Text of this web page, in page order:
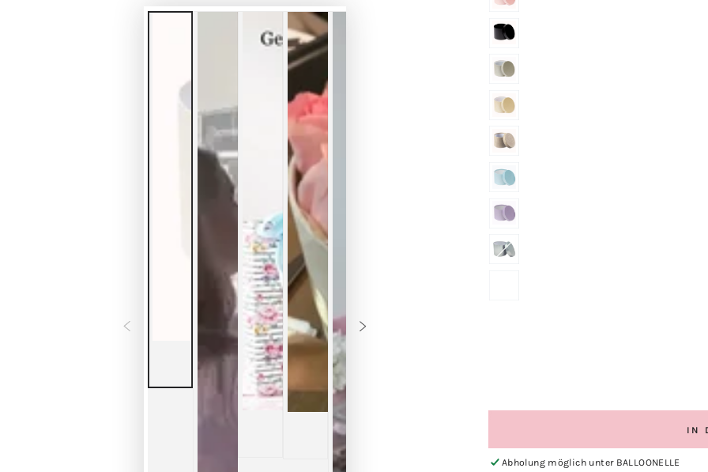
IN
Abholung möglich unter BALLOONELLE